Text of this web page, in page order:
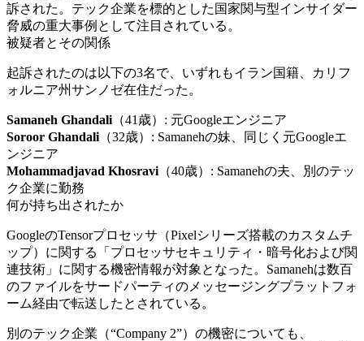
訴された。テック企業を標的とした国家関与型インサイダー
脅威の重大事例として注目されている。
被疑者とその関係
起訴されたのは以下の3名で、いずれもイラン国籍、カリフ
ォルニア州サンノゼ在住だった。
Samaneh Ghandali （41歳）: 元Googleエンジニア
Soroor Ghandali （32歳）: Samanehの妹、同じく元Googleエ
ンジニア
Mohammadjavad Khosravi （40歳）: Samanehの夫、別のテッ
ク企業に勤務
何が持ち出されたか
GoogleのTensorプロセッサ（Pixelシリーズ搭載のカスタムチ
ップ）に関する「プロセッサセキュリティ・暗号化および関
連技術」に関する機密情報が対象となった。Samanehは数百
のファイルをサードパーティのメッセージングプラットフォ
ーム経由で転送したとされている。
別のテック企業（“Company 2”）の機密についても、